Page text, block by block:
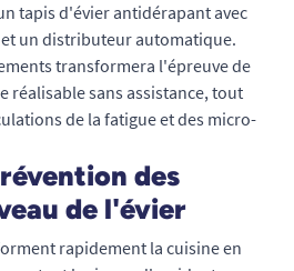
tapis d'évier antidérapant avec
un distributeur automatique.
transformera l'épreuve de
réalisable sans assistance, tout
de la fatigue et des micro-
des
de l'évier
rapidement la cuisine en